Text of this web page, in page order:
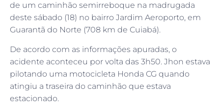
de um caminhão semirreboque na madrugada
deste sábado (18) no bairro Jardim Aeroporto, em
Guarantã do Norte (708 km de Cuiabá).
De acordo com as informações apuradas, o
acidente aconteceu por volta das 3h50. Jhon estava
pilotando uma motocicleta Honda CG quando
atingiu a traseira do caminhão que estava
estacionado.